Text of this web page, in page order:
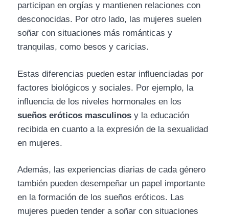
participan en orgías y mantienen relaciones con
desconocidas. Por otro lado, las mujeres suelen
soñar con situaciones más románticas y
tranquilas, como besos y caricias.
Estas diferencias pueden estar influenciadas por
factores biológicos y sociales. Por ejemplo, la
influencia de los niveles hormonales en los
sueños eróticos masculinos y la educación
recibida en cuanto a la expresión de la sexualidad
en mujeres.
Además, las experiencias diarias de cada género
también pueden desempeñar un papel importante
en la formación de los sueños eróticos. Las
mujeres pueden tender a soñar con situaciones